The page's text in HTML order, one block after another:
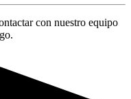
con nuestro equipo